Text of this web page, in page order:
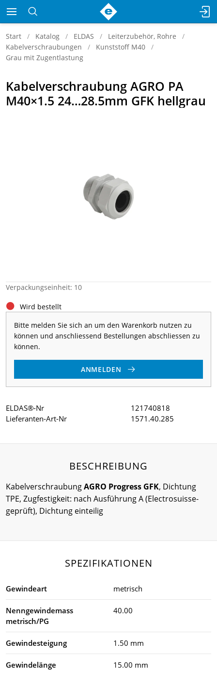
Start Katalog ELDAS
Leiterzubehör, Rohre
Kabelverschraubungen
Kunststoff M40
Grau mit Zugentlastung
Kabelverschraubung AGRO PA
M40×1.5 24…28.5mm GFK hellgrau
Verpackungseinheit: 10
Wird bestellt
Bitte melden Sie sich an um den Warenkorb nutzen zu
können und anschliessend Bestellungen abschliessen zu
können.
ANMELDEN
ELDAS®-Nr
121740818
Lieferanten-Art-Nr
1571.40.285
BESCHREIBUNG
KabelverschraubungAGRO Progress GFK, Dichtung
TPE, Zugfestigkeit: nach Ausführung A (Electrosuisse-
geprüft), Dichtung einteilig
SPEZIFIKATIONEN
Gewindeart metrisch
Nenngewindemass
metrisch/PG
40.00
Gewindesteigung 1.50 mm
Gewindelänge 15.00 mm